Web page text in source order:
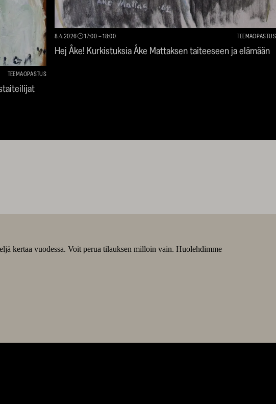
TEEMAOPASTUS
8.4.2026 17:00 –18:00 TEEMAOPASTUS
Hej Åke! Kurkistuksia Åke Mattaksen taiteeseen ja elämään
kertaa vuodessa. Voit perua tilauksen milloin vain. Huolehdimme